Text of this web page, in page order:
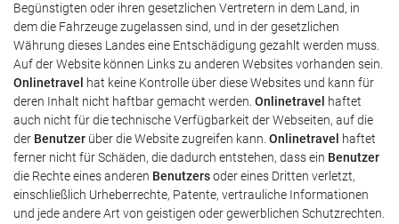
Begünstigten oder ihren gesetzlichen Vertretern in dem Land, in
dem die Fahrzeuge zugelassen sind, und in der gesetzlichen
Währung dieses Landes eine Entschädigung gezahlt werden muss.
Auf der Website können Links zu anderen Websites vorhanden sein.
Onlinetravel
hat keine Kontrolle über diese Websites und kann für
deren Inhalt nicht haftbar gemacht werden. Onlinetravel
haftet
auch nicht für die technische Verfügbarkeit der Webseiten, auf die
der Benutzer über die Website zugreifen kann. Onlinetravel
haftet
ferner nicht für Schäden, die dadurch entstehen, dass ein Benutzer
die Rechte eines anderen Benutzersoder eines Dritten verletzt,
einschließlich Urheberrechte, Patente, vertrauliche Informationen
und jede andere Art von geistigen oder gewerblichen Schutzrechten.